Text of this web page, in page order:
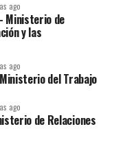
ago
Ministerio de
y las
ago
del Trabajo
ago
de Relaciones